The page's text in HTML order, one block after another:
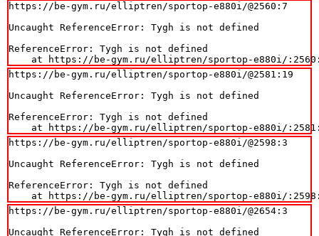
https://be-gym.ru/elliptren/sportop-e880i/@2560:7
Uncaught ReferenceError: Tygh is not defined
ReferenceError: Tygh is not defined
at https://be-gym.ru/elliptren/sportop-e880i/
https://be-gym.ru/elliptren/sportop-e880i/@2581:19
Uncaught ReferenceError: Tygh is not defined
ReferenceError: Tygh is not defined
at https://be-gym.ru/elliptren/sportop-e880i/
https://be-gym.ru/elliptren/sportop-e880i/@2598:3
Uncaught ReferenceError: Tygh is not defined
ReferenceError: Tygh is not defined
at https://be-gym.ru/elliptren/sportop-e880i/
https://be-gym.ru/elliptren/sportop-e880i/@2654:3
Uncaught ReferenceError: Tygh is not defined